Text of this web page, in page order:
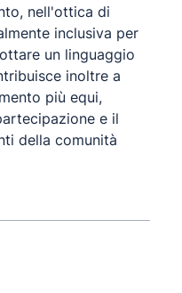
nell'ottica di
inclusiva per
un linguaggio
inoltre a
più equi,
e il
della comunità